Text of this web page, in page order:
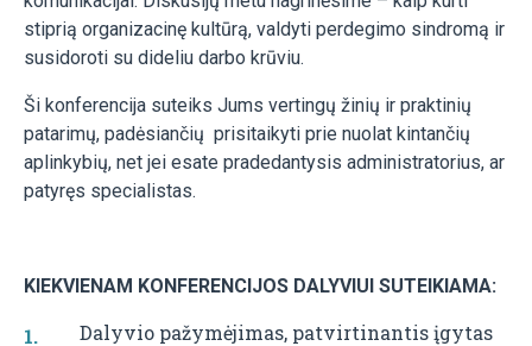
stiprią organizacinę kultūrą, valdyti perdegimo sindromą ir
susidoroti su dideliu darbo krūviu.
Ši konferencija suteiks Jums vertingų žinių ir praktinių
patarimų, padėsiančių prisitaikyti prie nuolat kintančių
aplinkybių, net jei esate pradedantysis administratorius, ar
patyręs specialistas.
KIEKVIENAM KONFERENCIJOS DALYVIUI SUTEIKIAMA:
Dalyvio pažymėjimas, patvirtinantis įgytas